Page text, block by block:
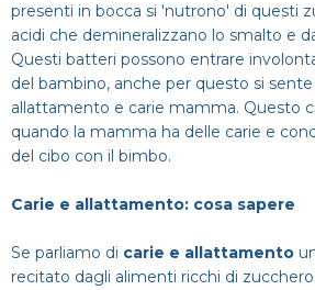
Sbiancamento denti
Pulizia denti
Endodonzia
Ortodonzia
Alitosi
Bruxismo
Infezione denti
Mal di denti
PROTESI
Dentiera
Impianti
Ponte dentale
Protesi Dentali
SPECIALISTI
Dentista
Estero
Impianti dentali
presenti in bocca si 'nutrono' di questi
acidi che demineralizzano lo smalto e
Questi batteri possono entrare
del bambino, anche per questo si sente
allattamento e carie mamma. Questo
quando la mamma ha delle carie e
del cibo con il bimbo.
Carie e allattamento: cosa sapere
Se parliamo di carie e allattamento
recitato dagli alimenti ricchi di